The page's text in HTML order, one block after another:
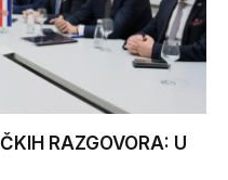
RAZGOVORA: U